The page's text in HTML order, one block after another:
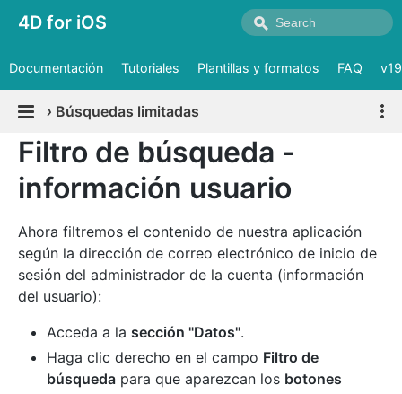
4D for iOS
Documentación Tutoriales Plantillas y formatos FAQ
› Búsquedas limitadas
Filtro de búsqueda -
información usuario
Ahora filtremos el contenido de nuestra aplicación
según la dirección de correo electrónico de inicio de
sesión del administrador de la cuenta (información
del usuario):
Acceda a la sección "Datos".
Haga clic derecho en el campo Filtro de
búsqueda para que aparezcan los botones